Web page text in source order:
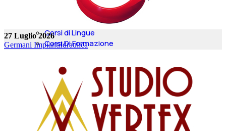
Corsi di Lingue
Corsi Di Formazione
Materiale per Scuole
Scuola Nautica
Campus per Bambini
27 Luglio 2026
Germani ImpiantiIdraulica